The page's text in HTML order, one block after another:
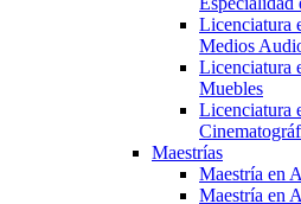
Licenciatura
Medios
Licenciatura
Muebles
Licenciatura
Maestrías
Maestría en
Maestría en